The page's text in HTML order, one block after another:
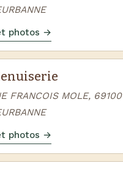
photos →
FRANCOIS MOLE, 69100
photos →